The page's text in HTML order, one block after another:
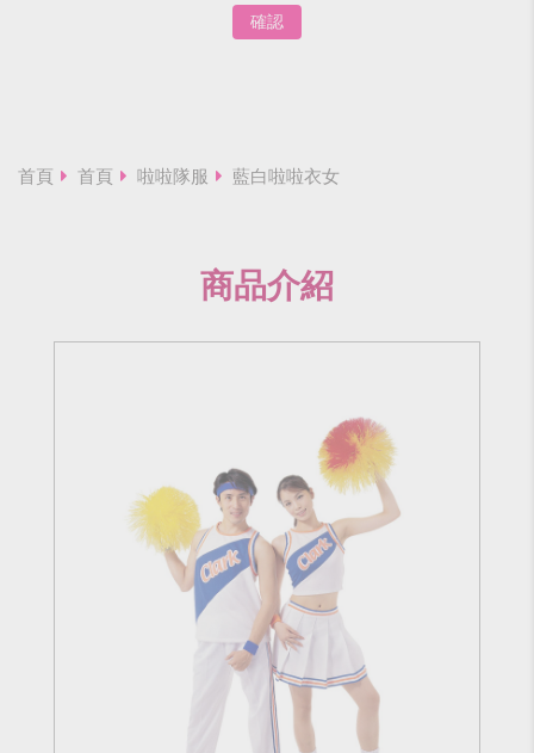
確認
首頁 首頁 啦啦隊服 藍白啦啦衣女
商品介紹